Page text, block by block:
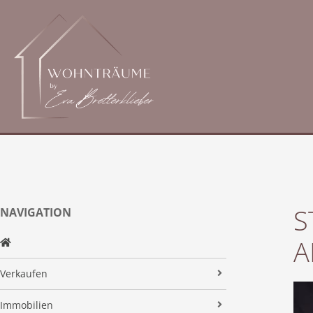
NAVIGATION
Verkaufen
Makleralleinauftrag
Immobilien